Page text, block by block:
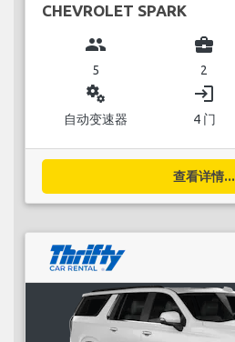
CHEVROLET SPARK
group
5
business_center
2
miscellaneous_services
自动变速器
login
4 门
查看详情...